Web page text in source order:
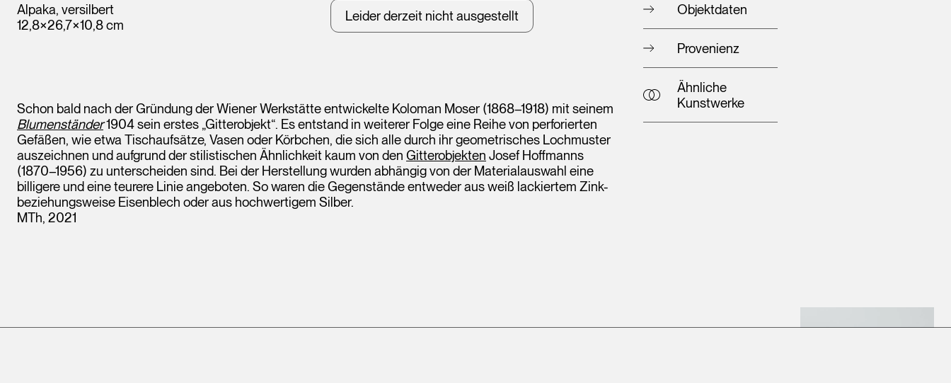
Alpaka, versilbert
12,8×26,7×10,8 cm
Leider derzeit nicht ausgestellt Objektdaten
Provenienz
Ähnliche
Kunstwerke
Schon bald nach der Gründung der Wiener Werkstätte entwickelte Koloman Moser (1868–1918) mit seinem
Blumenständer1904 sein erstes „Gitterobjekt“. Es entstand in weiterer Folge eine Reihe von perforierten
Gefäßen, wie etwa Tischaufsätze, Vasen oder Körbchen, die sich alle durch ihr geometrisches Lochmuster
auszeichnen und aufgrund der stilistischen Ähnlichkeit kaum von den Gitterobjekten Josef Hoffmanns
(1870–1956) zu unterscheiden sind. Bei der Herstellung wurden abhängig von der Materialauswahl eine
billigere und eine teurere Linie angeboten. So waren die Gegenstände entweder aus weiß lackiertem Zink-
beziehungsweise Eisenblech oder aus hochwertigem Silber.
MTh, 2021